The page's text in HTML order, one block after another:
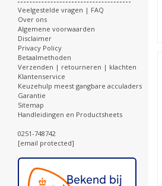
Veelgestelde vragen | FAQ
Over ons
Algemene voorwaarden
Disclaimer
Privacy Policy
Betaalmethoden
Verzenden | retourneren | klachten
Klantenservice
Keuzehulp meest gangbare acculaders
Garantie
Sitemap
Handleidingen en Productsheets
0251-748742
[email protected]